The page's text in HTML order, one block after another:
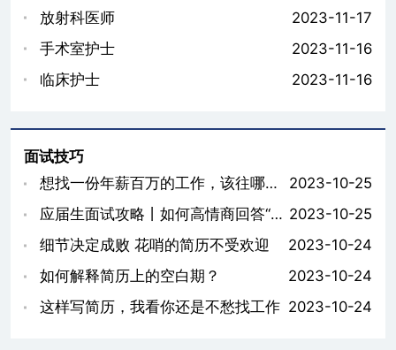
放射科医师
2023-11-17
手术室护士
2023-11-16
临床护士
2023-11-16
面试技巧
想找一份年薪百万的工作，该往哪些岗位投简历？
2023-10-25
应届生面试攻略丨如何高情商回答“你遇到的最大困难是什么” 2023-10-25
细节决定成败 花哨的简历不受欢迎
2023-10-24
如何解释简历上的空白期？
2023-10-24
这样写简历，我看你还是不愁找工作 2023-10-24